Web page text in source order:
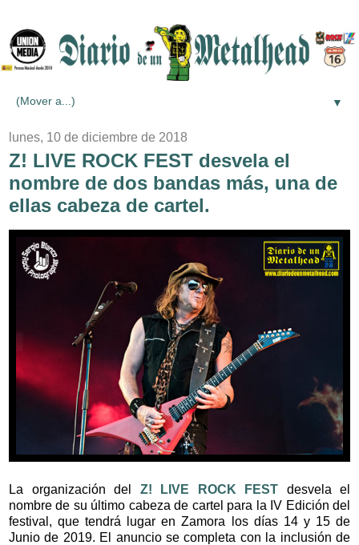
▼
lunes, 10 de diciembre de 2018
Z! LIVE ROCK FEST desvela el
nombre de dos bandas más, una de
ellas cabeza de cartel.
La organización del Z! LIVE ROCK FEST desvela el
nombre de su último cabeza de cartel para la IV Edición del
festival, que tendrá lugar en Zamora los días 14 y 15 de
Junio de 2019. El anuncio se completa con la inclusión de